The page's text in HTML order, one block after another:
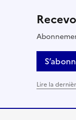
Lire la